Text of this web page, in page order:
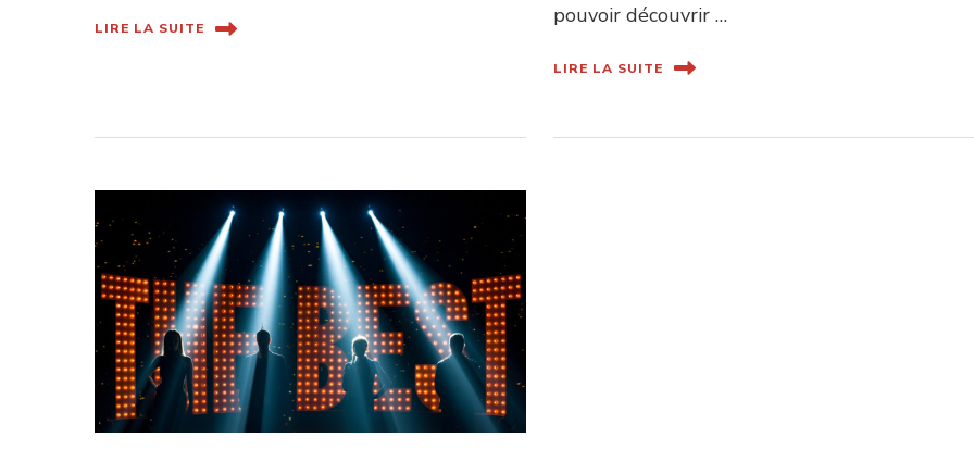
LIRE LA SUITE
pouvoir découvrir …
LIRE LA SUITE